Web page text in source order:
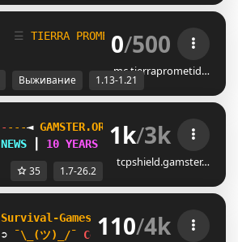
☰ TIERRA PROME TID A NETWORK ☰
0/500
mc.tierraprometid…
Выживание 1.13-1.21
- - - -◄ GAMSTER.OR ➟ 1.7 - 26.2
NEWS 10 YEARS NN IVE RSARY N
1k/3k
tcpshield.gamster…
35 1.7-26.2
Survival-Games.cz ::::: [ 26.2
➲ ¯\_(ツ)_/¯ Coming in 2d 0h
110/4k